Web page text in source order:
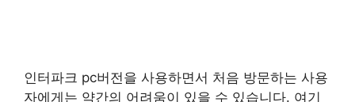
인터파크 pc버전을 사용하면서 처음 방문하는 사용
자에게는 약간의 어려움이 있을 수 있습니다. 여기